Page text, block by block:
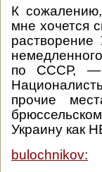
К
мне хочется
по СССР, —
прочие
Украину как
bulochnikov: